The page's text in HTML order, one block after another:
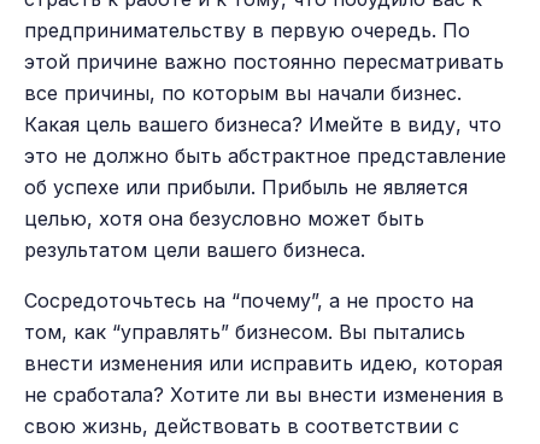
предпринимательству в первую очередь. По
этой причине важно постоянно пересматривать
все причины, по которым вы начали бизнес.
Какая цель вашего бизнеса? Имейте в виду, что
это не должно быть абстрактное представление
об успехе или прибыли. Прибыль не является
целью, хотя она безусловно может быть
результатом цели вашего бизнеса.
Сосредоточьтесь на “почему”, а не просто на
том, как “управлять” бизнесом. Вы пытались
внести изменения или исправить идею, которая
не сработала? Хотите ли вы внести изменения в
свою жизнь, действовать в соответствии с